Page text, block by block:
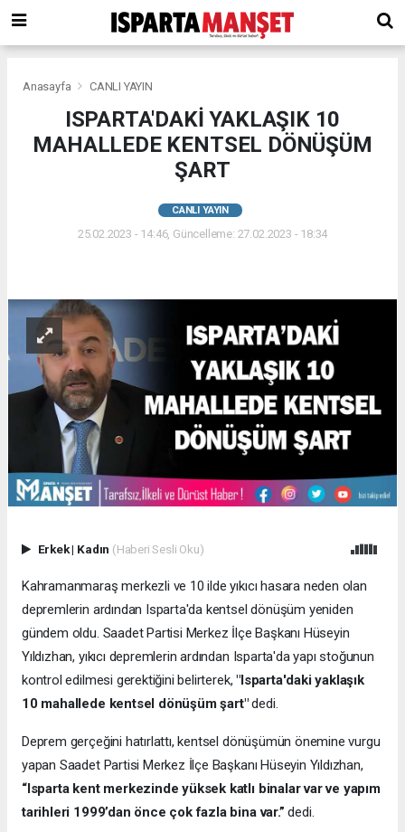
Anasayfa CANLI YAYIN
ISPARTA'DAKİ YAKLAŞIK 10
MAHALLEDE KENTSEL DÖNÜŞÜM
ŞART
CANLI YAYIN
25.02.2023 - 14:46, Güncelleme: 27.02.2023 - 18:34
Erkek| Kadın (Haberi Sesli Oku)
Kahramanmaraş merkezli ve 10 ilde yıkıcı hasara neden olan
depremlerin ardından Isparta'da kentsel dönüşüm yeniden
gündem oldu. Saadet Partisi Merkez İlçe Başkanı Hüseyin
Yıldızhan, yıkıcı depremlerin ardından Isparta'da yapı stoğunun
kontrol edilmesi gerektiğini belirterek, "Isparta'daki yaklaşık
10 mahallede kentsel dönüşüm şart"dedi.
Deprem gerçeğini hatırlattı, kentsel dönüşümün önemine vurgu
yapan Saadet Partisi Merkez İlçe Başkanı Hüseyin Yıldızhan,
“Isparta kent merkezinde yüksek katlı binalar var ve yapım
tarihleri 1999’dan önce çok fazla bina var.” dedi.